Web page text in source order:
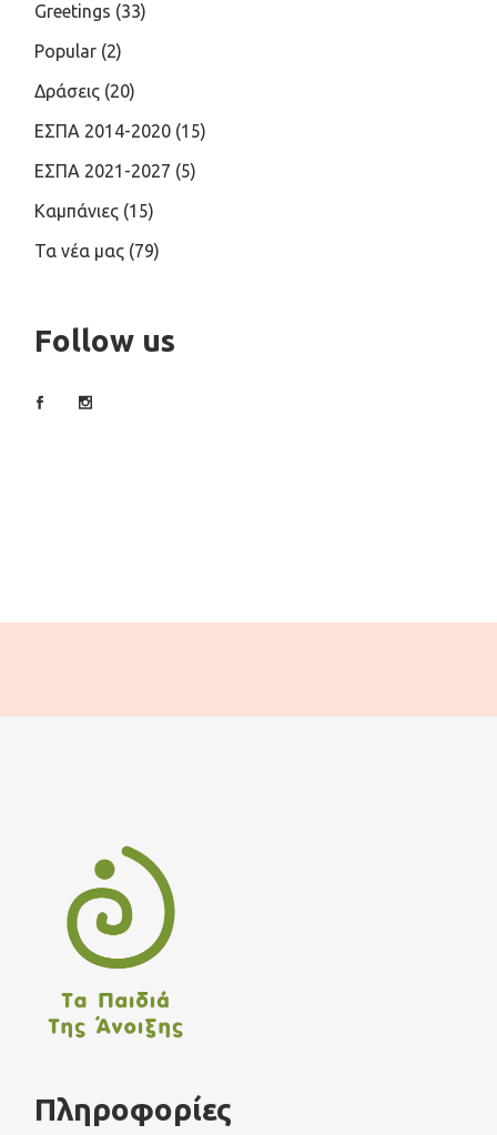
Greetings (33)
Popular (2)
Δράσεις (20)
ΕΣΠΑ 2014-2020 (15)
ΕΣΠΑ 2021-2027 (5)
Καμπάνιες (15)
Τα νέα μας (79)
Follow us
Πληροφορίες